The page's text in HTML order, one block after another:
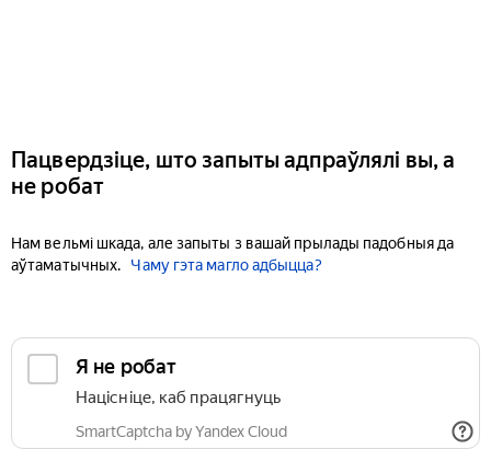
Пацвердзіце, што запыты адпраўлялі вы, а
не робат
Нам вельмі шкада, але запыты з вашай прылады падобныя да
аўтаматычных.
Чаму гэта магло адбыцца?
Я не робат
Націсніце, каб працягнуць
SmartCaptcha by Yandex Cloud